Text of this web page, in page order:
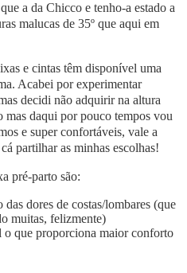
a da Chicco e tenho-a estado a
malucas de 35º que aqui em
e cintas têm disponível uma
Acabei por experimentar
decidi não adquirir na altura
mas daqui por pouco tempos vou
e super confortáveis, vale a
partilhar as minhas escolhas!
pré-parto são:
dores de costas/lombares (que
muitas, felizmente)
o que proporciona maior conforto